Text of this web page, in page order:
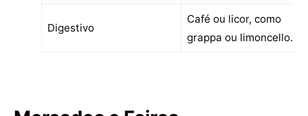
Digestivo
Café ou licor, como
grappa ou limoncello.